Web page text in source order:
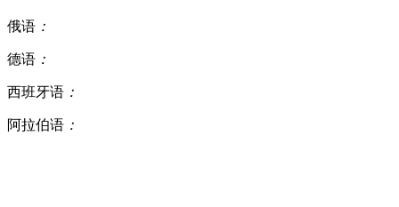
俄语 ：
德语 ：
西班牙语 ：
阿拉伯语 ：